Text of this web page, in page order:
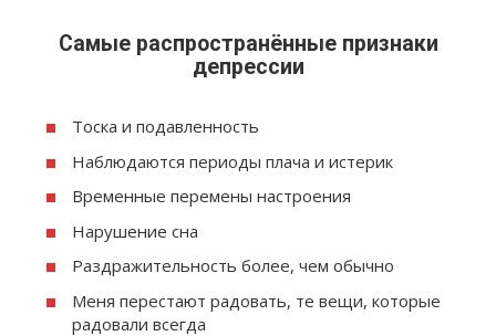
Самые распространённые признаки
депрессии
Тоска и подавленность
Наблюдаются периоды плача и истерик
Временные перемены настроения
Нарушение сна
Раздражительность более, чем обычно
Меня перестают радовать, те вещи, которые
радовали всегда